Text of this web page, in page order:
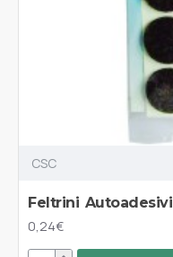
CSC
Feltrini Autoadesivi
0,24€